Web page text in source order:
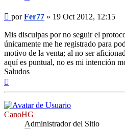
Mensaje
porFer77 » 19 Oct 2012, 12:15
Mis disculpas por no seguir el
únicamente me he registrado para
motivo de la venta; al no ser
aquí es puntual, no es mi intención
Saludos
CanoHG
Administrador del Sitio